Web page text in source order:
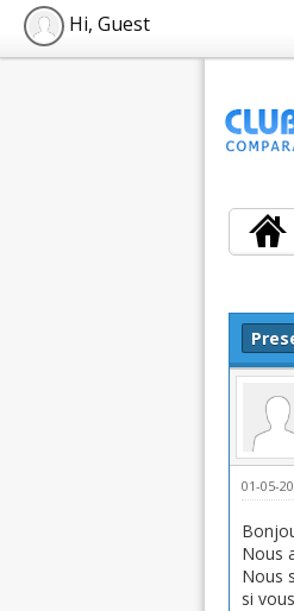
Hi, Guest
01-05-
Nous
Nous
si